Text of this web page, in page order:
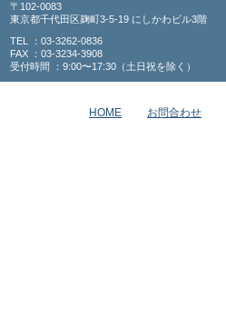
〒102-0083
東京都千代田区麹町3-5-19 にしかわビル3階
TEL ：03-3262-0836
FAX ：03-3234-3908
受付時間 ：9:00〜17:30（土日祝を除く）
HOME お問合わせ